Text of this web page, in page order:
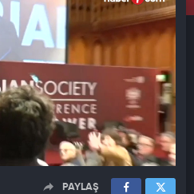
PAYLAŞ